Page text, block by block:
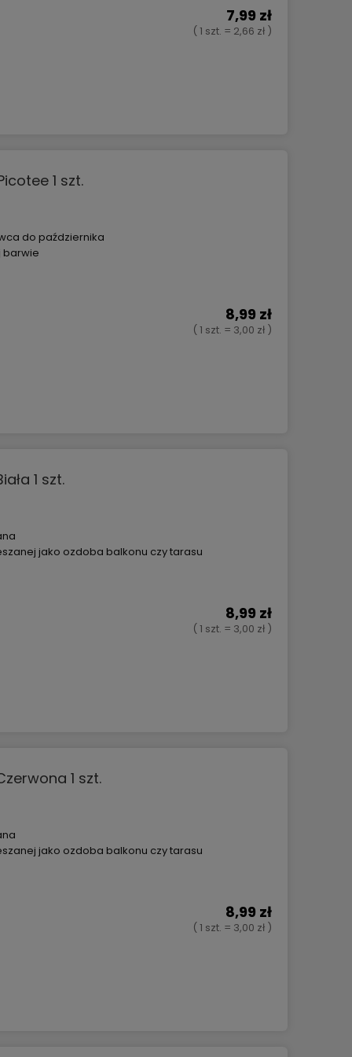
7,99 zł
( 1 szt. = 2,66 zł )
1 szt.
do października
barwie
8,99 zł
( 1 szt. = 3,00 zł )
1 szt.
jako ozdoba balkonu czy tarasu
8,99 zł
( 1 szt. = 3,00 zł )
1 szt.
jako ozdoba balkonu czy tarasu
8,99 zł
( 1 szt. = 3,00 zł )